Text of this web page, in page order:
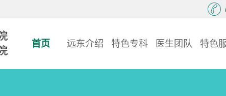
首页 远东介绍 特色专科 医生团队 特色